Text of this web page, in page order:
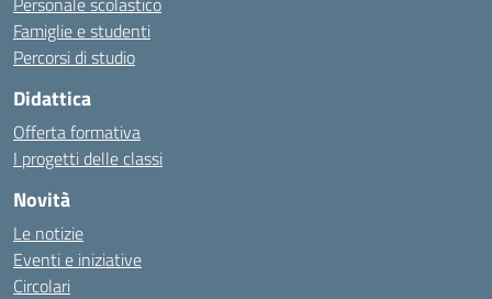
Famiglie e studenti
Percorsi di studio
Didattica
Offerta formativa
I progetti delle classi
Novità
Le notizie
Eventi e iniziative
Circolari